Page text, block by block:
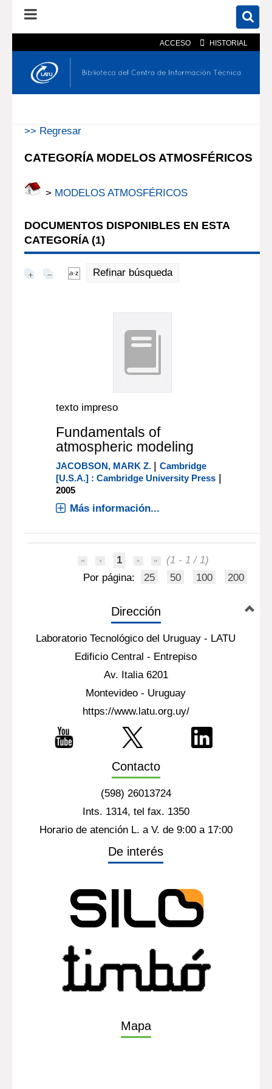
ACCESO HISTORIAL
En el catálogo En el sitio
>> Regresar
CATEGORÍA MODELOS ATMOSFÉRICOS
> MODELOS ATMOSFÉRICOS
DOCUMENTOS DISPONIBLES EN ESTA
CATEGORÍA (1)
Refinar búsqueda
texto impreso
Fundamentals of
atmospheric modeling
JACOBSON, MARK Z. |Cambridge
[U.S.A.] : Cambridge University Press |
2005
Más información...
1
(1 - 1 / 1)
Por página:
25 50 100 200
Dirección
Laboratorio Tecnológico del Uruguay - LATU
Edificio Central - Entrepiso
Av. Italia 6201
Montevideo - Uruguay
https://www.latu.org.uy/
Contacto
(598) 26013724
Ints. 1314, tel fax. 1350
Horario de atención L. a V. de 9:00 a 17:00
De interés
Mapa